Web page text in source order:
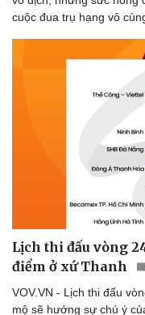
cuộc đua trụ hạng vô
Lịch thi đấu vòng
điểm ở xứ Thanh
VOV.VN - Lịch thi đấu
mộ sẽ hướng sự chú ý